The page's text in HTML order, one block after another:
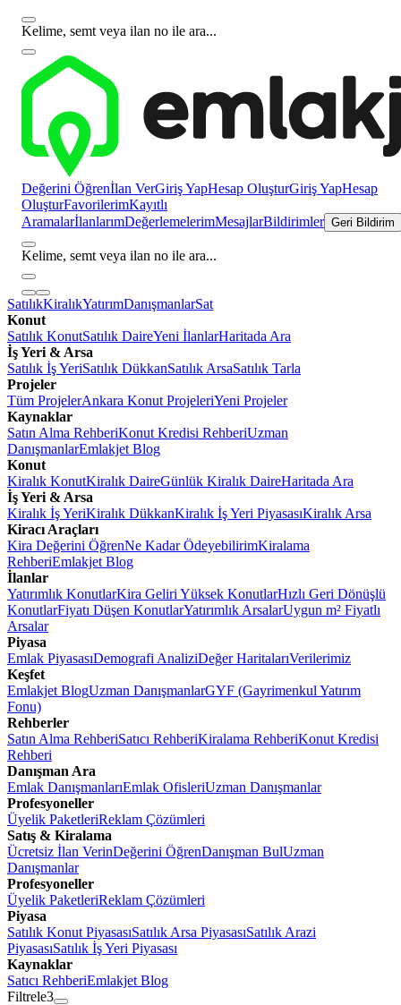
Kelime, semt veya ilan no ile ara...
Değerini Öğrenİlan VerGiriş YapHesap OluşturGiriş YapHesap
OluşturFavorilerimKayıtlı
AramalarİlanlarımDeğerlemelerimMesajlarBildirimler Geri Bildirim
Kelime, semt veya ilan no ile ara...
SatılıkKiralıkYatırımDanışmanlarSat
Konut
Satılık KonutSatılık DaireYeni İlanlarHaritada Ara
İş Yeri & Arsa
Satılık İş YeriSatılık DükkanSatılık ArsaSatılık Tarla
Projeler
Tüm ProjelerAnkara Konut ProjeleriYeni Projeler
Kaynaklar
Satın Alma RehberiKonut Kredisi RehberiUzman
DanışmanlarEmlakjet Blog
Konut
Kiralık KonutKiralık DaireGünlük Kiralık DaireHaritada Ara
İş Yeri & Arsa
Kiralık İş YeriKiralık DükkanKiralık İş Yeri PiyasasıKiralık Arsa
Kiracı Araçları
Kira Değerini ÖğrenNe Kadar ÖdeyebilirimKiralama
RehberiEmlakjet Blog
İlanlar
Yatırımlık KonutlarKira Geliri Yüksek KonutlarHızlı Geri Dönüşlü
KonutlarFiyatı Düşen KonutlarYatırımlık ArsalarUygun m² Fiyatlı
Arsalar
Piyasa
Emlak PiyasasıDemografi AnaliziDeğer HaritalarıVerilerimiz
Keşfet
Emlakjet BlogUzman DanışmanlarGYF (Gayrimenkul Yatırım
Fonu)
Rehberler
Satın Alma RehberiSatıcı RehberiKiralama RehberiKonut Kredisi
Rehberi
Danışman Ara
Emlak DanışmanlarıEmlak OfisleriUzman Danışmanlar
Profesyoneller
Üyelik PaketleriReklam Çözümleri
Satış & Kiralama
Ücretsiz İlan VerinDeğerini ÖğrenDanışman BulUzman
Danışmanlar
Profesyoneller
Üyelik PaketleriReklam Çözümleri
Piyasa
Satılık Konut PiyasasıSatılık Arsa PiyasasıSatılık Arazi
PiyasasıSatılık İş Yeri Piyasası
Kaynaklar
Satıcı RehberiEmlakjet Blog
Filtrele3